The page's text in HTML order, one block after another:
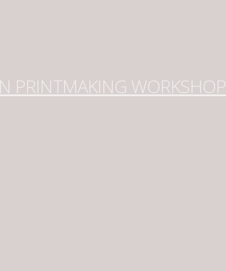
PRINTMAKING WORKSHOP